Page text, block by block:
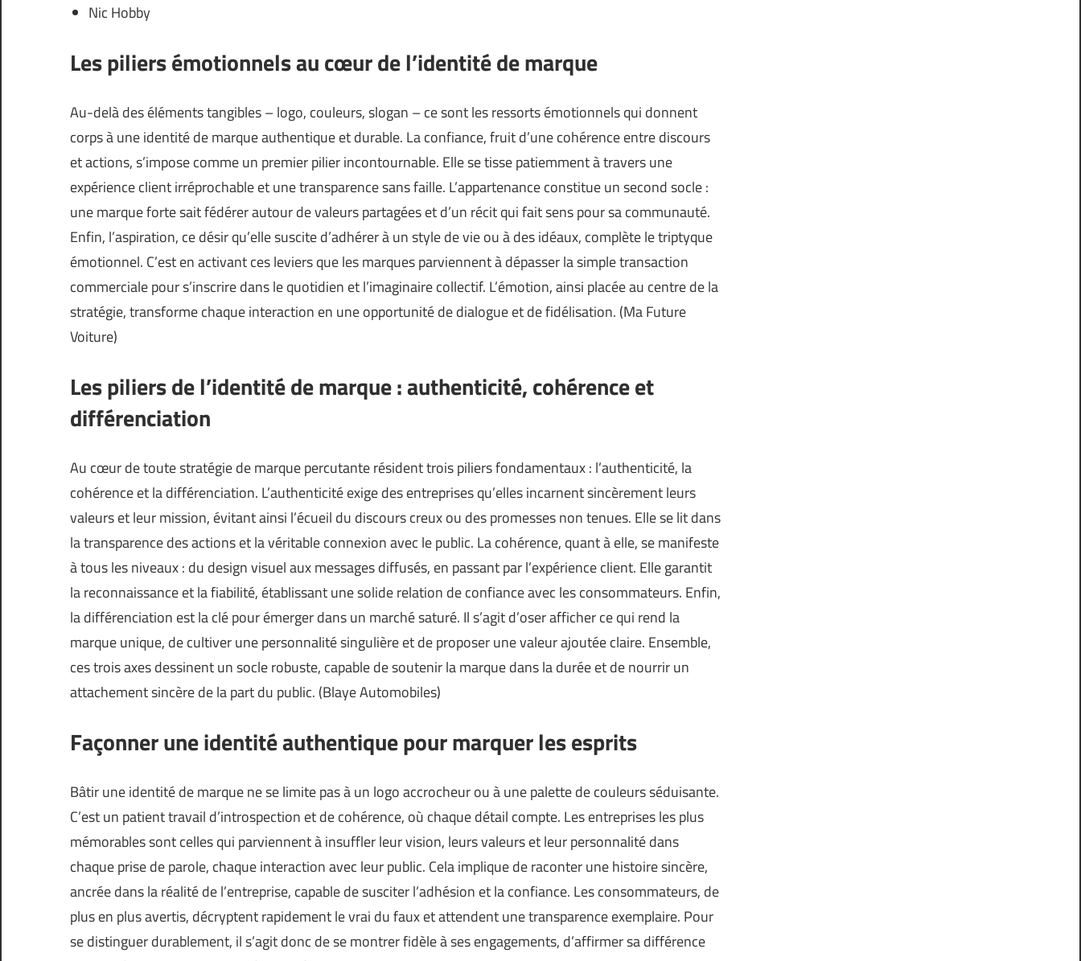
Nic Hobby
Les piliers émotionnels au cœur de l’identité de marque
Au-delà des éléments tangibles – logo, couleurs, slogan – ce sont les ressorts émotionnels qui donnent
corps à une identité de marque authentique et durable. La confiance, fruit d’une cohérence entre discours
et actions, s’impose comme un premier pilier incontournable. Elle se tisse patiemment à travers une
expérience client irréprochable et une transparence sans faille. L’appartenance constitue un second socle :
une marque forte sait fédérer autour de valeurs partagées et d’un récit qui fait sens pour sa communauté.
Enfin, l’aspiration, ce désir qu’elle suscite d’adhérer à un style de vie ou à des idéaux, complète le triptyque
émotionnel. C’est en activant ces leviers que les marques parviennent à dépasser la simple transaction
commerciale pour s’inscrire dans le quotidien et l’imaginaire collectif. L’émotion, ainsi placée au centre de la
stratégie, transforme chaque interaction en une opportunité de dialogue et de fidélisation. (Ma Future
Voiture)
Les piliers de l’identité de marque : authenticité, cohérence et
différenciation
Au cœur de toute stratégie de marque percutante résident trois piliers fondamentaux : l’authenticité, la
cohérence et la différenciation. L’authenticité exige des entreprises qu’elles incarnent sincèrement leurs
valeurs et leur mission, évitant ainsi l’écueil du discours creux ou des promesses non tenues. Elle se lit dans
la transparence des actions et la véritable connexion avec le public. La cohérence, quant à elle, se manifeste
à tous les niveaux : du design visuel aux messages diffusés, en passant par l’expérience client. Elle garantit
la reconnaissance et la fiabilité, établissant une solide relation de confiance avec les consommateurs. Enfin,
la différenciation est la clé pour émerger dans un marché saturé. Il s’agit d’oser afficher ce qui rend la
marque unique, de cultiver une personnalité singulière et de proposer une valeur ajoutée claire. Ensemble,
ces trois axes dessinent un socle robuste, capable de soutenir la marque dans la durée et de nourrir un
attachement sincère de la part du public. (Blaye Automobiles)
Façonner une identité authentique pour marquer les esprits
Bâtir une identité de marque ne se limite pas à un logo accrocheur ou à une palette de couleurs séduisante.
C’est un patient travail d’introspection et de cohérence, où chaque détail compte. Les entreprises les plus
mémorables sont celles qui parviennent à insuffler leur vision, leurs valeurs et leur personnalité dans
chaque prise de parole, chaque interaction avec leur public. Cela implique de raconter une histoire sincère,
ancrée dans la réalité de l’entreprise, capable de susciter l’adhésion et la confiance. Les consommateurs, de
plus en plus avertis, décryptent rapidement le vrai du faux et attendent une transparence exemplaire. Pour
se distinguer durablement, il s’agit donc de se montrer fidèle à ses engagements, d’affirmer sa différence